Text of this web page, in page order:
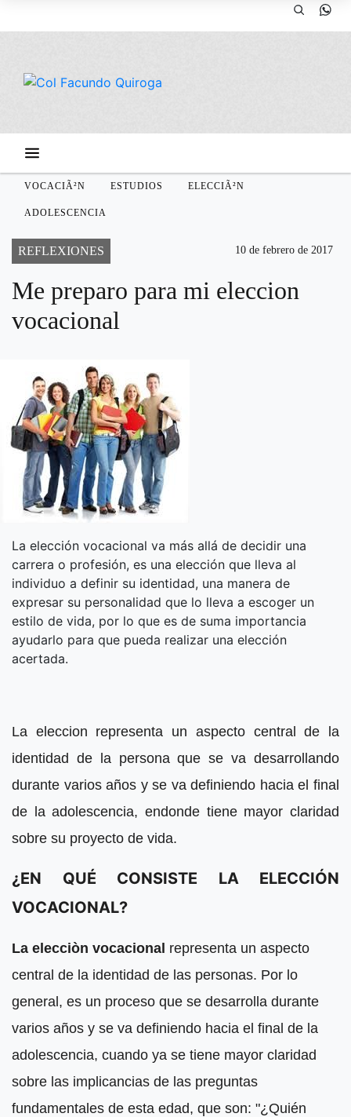
VOCACIÃ²N ESTUDIOS ELECCIÃ²N
ADOLESCENCIA
REFLEXIONES 10 de febrero de 2017
Me preparo para mi eleccion
vocacional
La elección vocacional va más allá de decidir una
carrera o profesión, es una elección que lleva al
individuo a definir su identidad, una manera de
expresar su personalidad que lo lleva a escoger un
estilo de vida, por lo que es de suma importancia
ayudarlo para que pueda realizar una elección
acertada.
La eleccion representa un aspecto central de la
identidad de la persona que se va desarrollando
durante varios años y se va definiendo hacia el final
de la adolescencia, endonde tiene mayor claridad
sobre su proyecto de vida.
¿EN QUÉ CONSISTE LA ELECCIÓN
VOCACIONAL?
La elecciòn vocacional representa un aspecto
central de la identidad de las personas. Por lo
general, es un proceso que se desarrolla durante
varios años y se va definiendo hacia el final de la
adolescencia, cuando ya se tiene mayor claridad
sobre las implicancias de las preguntas
fundamentales de esta edad, que son: "¿Quién